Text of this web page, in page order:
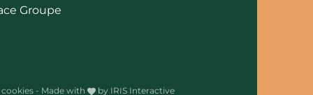
Groupe
- Made with by IRIS Interactive